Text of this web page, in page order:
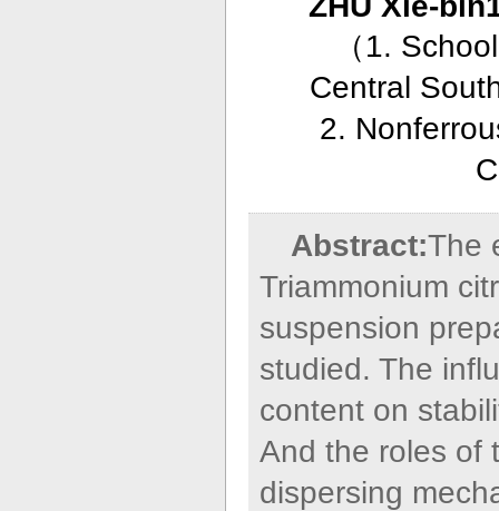
（1.
Central
2.
Abstract:The
Triammonium
suspension
studied. The
content on
And the roles of
dispersing